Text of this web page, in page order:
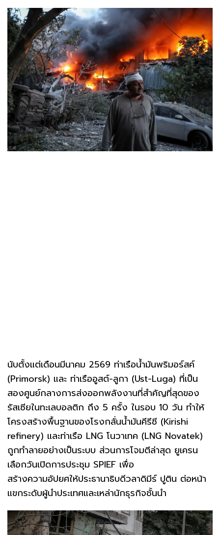
นับตั้งแต่เดือนมีนาคม 2569 ท่าเรือน้ำมันพริมอร์สค์
(Primorsk) และ ท่าเรืออูสต์-ลูกา (Ust-Luga) ที่เป็น
สองศูนย์กลางการส่งออกพลังงานที่สำคัญที่สุดของ
รัสเซียในทะเลบอลติก ถึง 5 ครั้ง ในรอบ 10 วัน ทำให้
โครงสร้างพื้นฐานของโรงกลั่นน้ำมันคีรีชี (Kirishi
refinery) และท่าเรือ LNG โนวาเทค (LNG Novatek)
ถูกทำลายอย่างเป็นระบบ ส่วนการโจมตีล่าสุด ยูเครน
เลือกวันเปิดการประชุม SPIEF เพื่อ
สร้างความอัปยศให้ประธานาธิบดีวลาดิมีร์ ปูติน ต่อหน้า
แขกระดับผู้นำประเทศและเหล่านักธุรกิจชั้นนำ